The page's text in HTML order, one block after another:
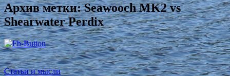
Архив метки: Seawooch MK2 vs
Shearwater Perdix
Статьи и мысли